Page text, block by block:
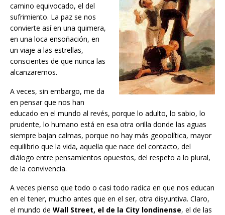
camino equivocado, el del
sufrimiento. La paz se nos
convierte así en una quimera,
en una loca ensoñación, en
un viaje a las estrellas,
conscientes de que nunca las
alcanzaremos.
A veces, sin embargo, me da
en pensar que nos han
educado en el mundo al revés, porque lo adulto, lo sabio, lo
prudente, lo humano está en esa otra orilla donde las aguas
siempre bajan calmas, porque no hay más geopolítica, mayor
equilibrio que la vida, aquella que nace del contacto, del
diálogo entre pensamientos opuestos, del respeto a lo plural,
de la convivencia.
A veces pienso que todo o casi todo radica en que nos educan
en el tener, mucho antes que en el ser, otra disyuntiva. Claro,
el mundo de Wall Street, el de la City londinense, el de las